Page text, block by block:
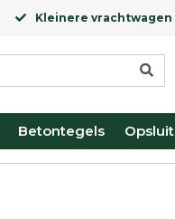
Kleinere vrachtwagen
Betontegels